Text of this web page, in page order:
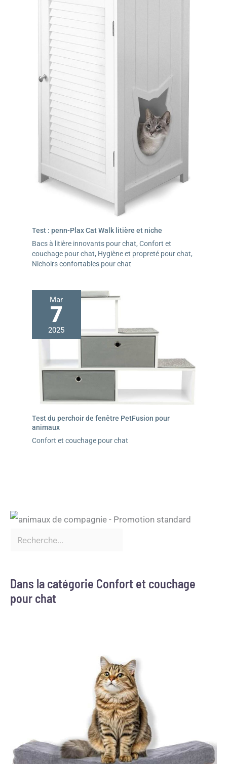
Test : penn-Plax Cat Walk litière et niche
Bacs à litière innovants pour chat, Confort et
couchage pour chat, Hygiène et propreté pour chat,
Nichoirs confortables pour chat
Mar
7
2025
Test du perchoir de fenêtre PetFusion pour
animaux
Confort et couchage pour chat
Dans la catégorie Confort et couchage
pour chat